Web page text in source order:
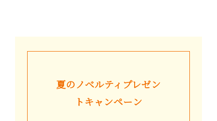
夏のノベルティプレゼン
トキャンペーン